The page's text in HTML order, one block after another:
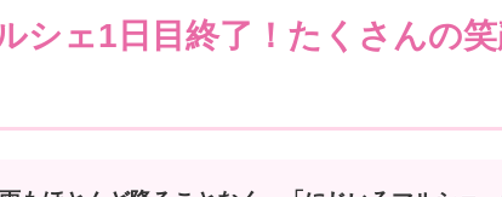
シェ1日目終了！たくさんの